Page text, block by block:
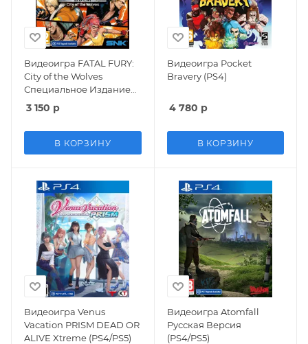
Видеоигра FATAL FURY:
City of the Wolves
Специальное Издание
(Special Edition) Русская
Версия (PS4/PS5)
3 150 р
В КОРЗИНУ
Видеоигра Pocket
Bravery (PS4)
4 780 р
В КОРЗИНУ
Видеоигра Venus
Vacation PRISM DEAD OR
ALIVE Xtreme (PS4/PS5)
Видеоигра Atomfall
Русская Версия
(PS4/PS5)